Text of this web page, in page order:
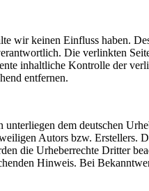
wir keinen Einfluss haben.
Die verlinkten
inhaltliche Kontrolle der
entfernen.
dem deutschen
Autors bzw.
die Urheberrechte Dritter
Hinweis. Bei